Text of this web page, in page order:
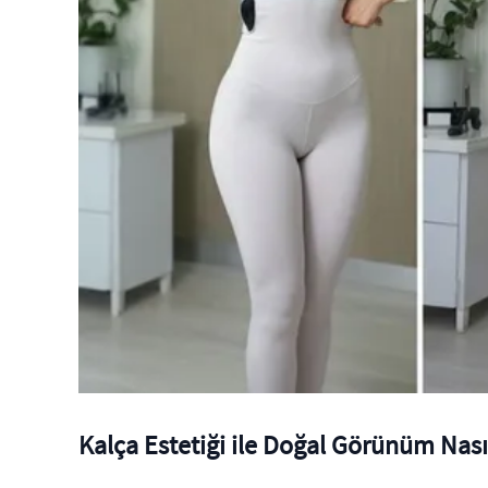
Kalça Estetiği ile Doğal Görünüm